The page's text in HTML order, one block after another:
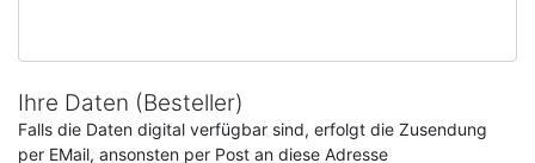
Ihre Daten (Besteller)
Falls die Daten digital verfügbar sind, erfolgt die Zusendung
per EMail, ansonsten per Post an diese Adresse